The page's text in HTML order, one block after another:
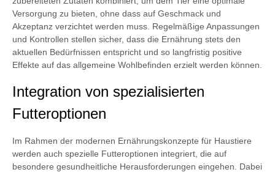
Versorgung zu bieten, ohne dass auf Geschmack und
Akzeptanz verzichtet werden muss. Regelmäßige Anpassungen
und Kontrollen stellen sicher, dass die Ernährung stets den
aktuellen Bedürfnissen entspricht und so langfristig positive
Effekte auf das allgemeine Wohlbefinden erzielt werden können.
Integration von spezialisierten
Futteroptionen
Im Rahmen der modernen Ernährungskonzepte für Haustiere
werden auch spezielle Futteroptionen integriert, die auf
besondere gesundheitliche Herausforderungen eingehen. Dabei